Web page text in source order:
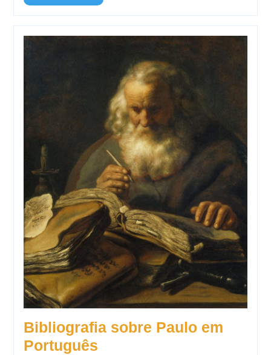
Bibliografia sobre Paulo em
Português